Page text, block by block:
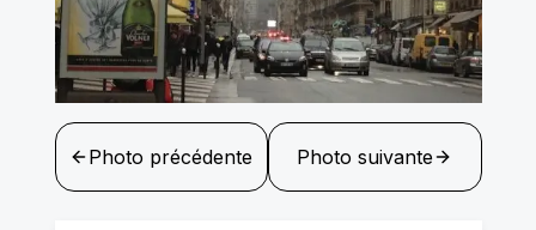
Photo précédente Photo suivante